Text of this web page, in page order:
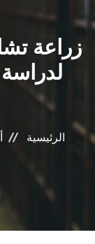
زراعة
الرئيسية